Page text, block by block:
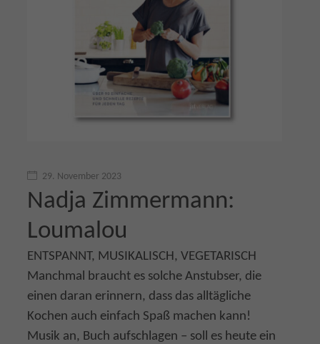
29. November 2023
Nadja Zimmermann:
Loumalou
ENTSPANNT, MUSIKALISCH, VEGETARISCH
Manchmal braucht es solche Anstubser, die
einen daran erinnern, dass das alltägliche
Kochen auch einfach Spaß machen kann!
Musik an, Buch aufschlagen – soll es heute ein